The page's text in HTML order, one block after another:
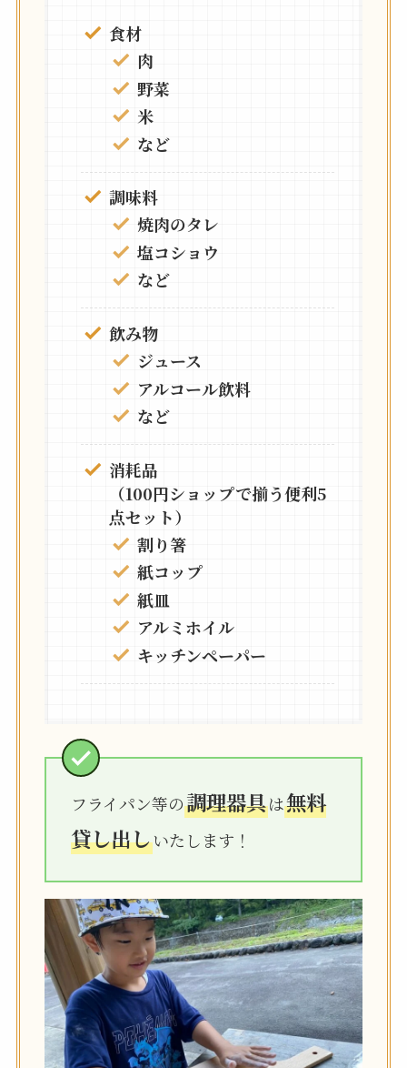
食材
肉
野菜
米
など
調味料
焼肉のタレ
塩コショウ
など
飲み物
ジュース
アルコール飲料
など
消耗品
（100円ショップで揃う便利5
点セット）
割り箸
紙コップ
紙皿
アルミホイル
キッチンペーパー
フライパン等の調理器具は無料
貸し出しいたします！